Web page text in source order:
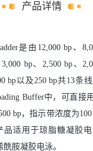
产品详情
是由12,000 bp、
bp、2,500 bp、
bp以及250 bp共13条
Buffer中，可直接
bp，指示带浓度为
品适用于琼脂糖凝胶
胺凝胶电泳。